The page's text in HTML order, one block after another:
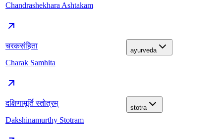
Chandrashekhara Ashtakam
चरकसंहिता
Charak Samhita
ayurveda
दक्षिणामूर्ति स्तोत्रम्
Dakshinamurthy Stotram
stotra